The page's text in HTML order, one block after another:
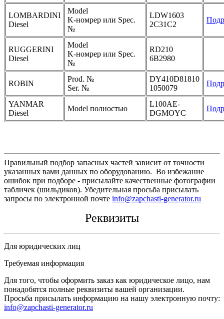
LOMBARDINI
Diesel
Model
K-номрер или Spec.
№
LDW1603
2C31C2
RUGGERINI
Diesel
Model
K-номрер или Spec.
№
RD210
6B2980
ROBIN
Prod. №
Ser. №
DY410D81810
1050079
YANMAR
Diesel
Model полностью
L100AE-
DGMOYC
Правильный подбор запасных частей зависит от точности
указанных вами данных по оборудованию. Во избежание
ошибок при подборе - присылайте качественные фотографии
табличек (шильдиков). Убедительная просьба присылать
запросы по электронной почте info@zapchasti-generator.ru
Реквизиты
Для юридических лиц
Требуемая информация
Для того, чтобы оформить заказ как юридическое лицо, нам
понадобятся полные реквизиты вашей организации.
Просьба присылать информацию на нашу электронную почту:
info@zapchasti-generator.ru